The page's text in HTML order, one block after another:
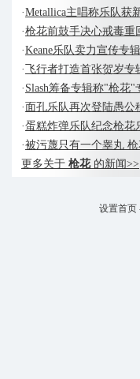
·Metallica主唱称乐队获
·枪花前鼓手决心戒毒重
·Keane乐队卖力宣传专
·飞行者打造首张贺岁专
·Slash筹备专辑称"枪花
·面孔乐队再次登陆愚公
·蛋糕炸弹乐队纪念枪花
·被污蔑只有一个睾丸
更多关于 枪花的新闻>>
设置首页